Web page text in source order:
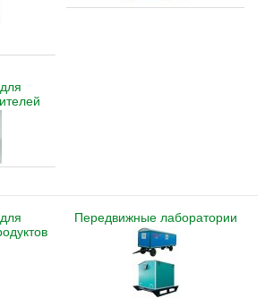
Передвижные лаборатории